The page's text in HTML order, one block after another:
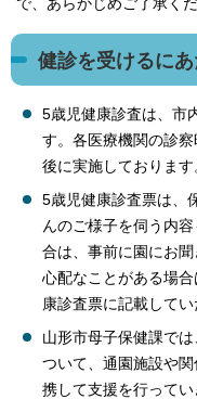
で、あらかじめご了承くだ
健診を受けるに
5歳児健康診査は、市
す。各医療機関の診
後に実施しております
5歳児健康診査票は、
んのご様子を伺う内
合は、事前に園にお
心配なことがある場
康診査票に記載して
山形市母子保健課で
ついて、通園施設や
携して支援を行って